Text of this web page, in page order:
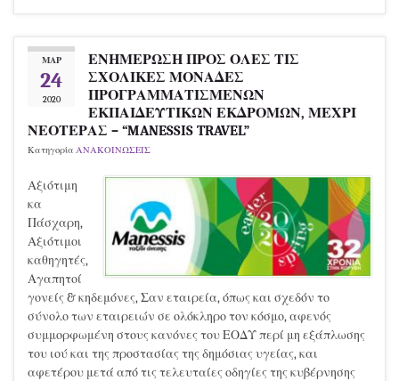
ΜΑΡ
24
2020
ΕΝΗΜΕΡΩΣΗ ΠΡΟΣ ΟΛΕΣ ΤΙΣ
ΣΧΟΛΙΚΕΣ ΜΟΝΑΔΕΣ
ΠΡΟΓΡΑΜΜΑΤΙΣΜΕΝΩΝ
ΕΚΠΑΙΔΕΥΤΙΚΩΝ ΕΚΔΡΟΜΩΝ, ΜΕΧΡΙ
ΝΕΟΤΕΡΑΣ – “MANESSIS TRAVEL”
Κατηγορία ΑΝΑΚΟΙΝΩΣΕΙΣ
Αξιότιμη
κα
Πάσχαρη,
Αξιότιμοι
καθηγητές,
Αγαπητοί
γονείς & κηδεμόνες, Σαν εταιρεία, όπως και σχεδόν το
σύνολο των εταιρειών σε ολόκληρο τον κόσμο, αφενός
συμμορφωμένη στους κανόνες του ΕΟΔΥ περί μη εξάπλωσης
του ιού και της προστασίας της δημόσιας υγείας, και
αφετέρου μετά από τις τελευταίες οδηγίες της κυβέρνησης